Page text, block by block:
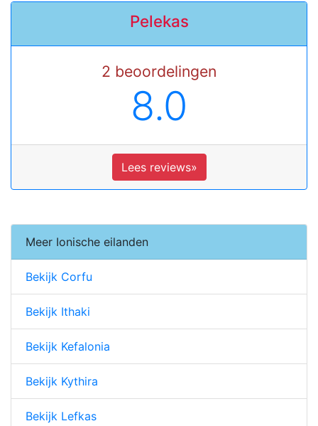
Pelekas
2 beoordelingen
8.0
Lees reviews»
Meer Ionische eilanden
Bekijk Corfu
Bekijk Ithaki
Bekijk Kefalonia
Bekijk Kythira
Bekijk Lefkas